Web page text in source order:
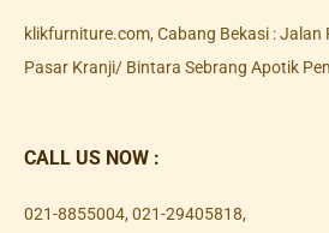
klikfurniture.com, Cabang Bekasi : Jalan
Pasar Kranji/ Bintara Sebrang Apotik
CALL US NOW :
021-8855004, 021-29405818,